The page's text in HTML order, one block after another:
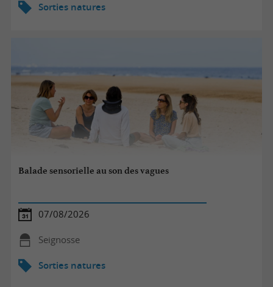
Sorties natures
Balade sensorielle au son des vagues
07/08/2026
Seignosse
Sorties natures